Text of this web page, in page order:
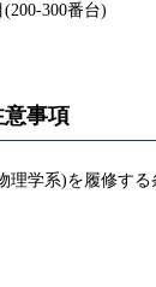
300番台)
事項
理学系)を履修する